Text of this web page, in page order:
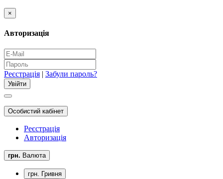
×
Авторизація
Реєстрація | Забули пароль?
Особистий кабінет
Реєстрація
Авторизація
грн. Валюта
грн. Гривня